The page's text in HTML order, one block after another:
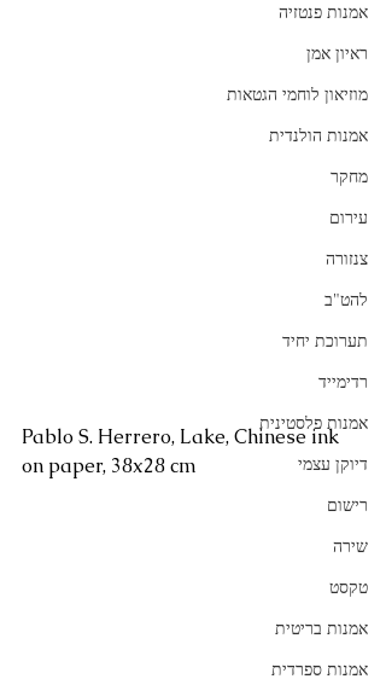
אמנות פנטזיה
ראיון אמן
מוזיאון לוחמי הגטאות
אמנות הולנדית
מחקר
עירום
צנזורה
להט"ב
תערוכת יחיד
רדימייד
אמנות פלסטינית
דיוקן עצמי
רישום
שירה
טקסט
אמנות בריטית
אמנות ספרדית
Pablo S. Herrero, Lake, Chinese ink
on paper, 38x28 cm